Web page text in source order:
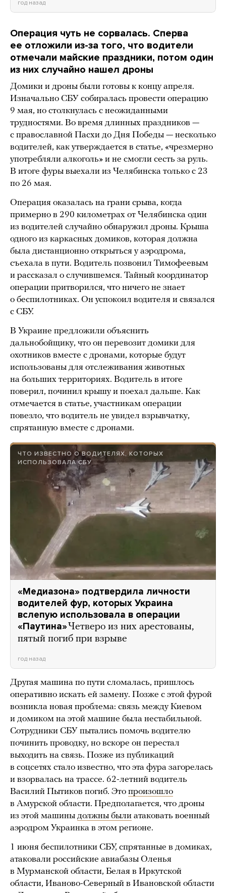
год назад
Операция чуть не сорвалась. Сперва
ее отложили из-за того, что водители
отмечали майские праздники, потом один
из них случайно нашел дроны
Домики и дроны были готовы к концу апреля.
Изначально СБУ собиралась провести операцию
9 мая, но столкнулась с неожиданными
трудностями. Во время длинных праздников —
с православной Пасхи до Дня Победы — несколько
водителей, как утверждается в статье, «чрезмерно
употребляли алкоголь» и не смогли сесть за руль.
В итоге фуры выехали из Челябинска только с 23
по 26 мая.
Операция оказалась на грани срыва, когда
примерно в 290 километрах от Челябинска один
из водителей случайно обнаружил дроны. Крыша
одного из каркасных домиков, которая должна
была дистанционно открыться у аэродрома,
съехала в пути. Водитель позвонил Тимофеевым
и рассказал о случившемся. Тайный координатор
операции притворился, что ничего не знает
о беспилотниках. Он успокоил водителя и связался
с СБУ.
В Украине предложили объяснить
дальнобойщику, что он перевозит домики для
охотников вместе с дронами, которые будут
использованы для отслеживания животных
на больших территориях. Водитель в итоге
поверил, починил крышу и поехал дальше. Как
отмечается в статье, участникам операции
повезло, что водитель не увидел взрывчатку,
спрятанную вместе с дронами.
ЧТО ИЗВЕСТНО О ВОДИТЕЛЯХ, КОТОРЫХ
ИСПОЛЬЗОВАЛА СБУ
«Медиазона» подтвердила личности
водителей фур, которых Украина
вслепую использовала в операции
«Паутина»Четверо из них арестованы,
пятый погиб при взрыве
год назад
Другая машина по пути сломалась, пришлось
оперативно искать ей замену. Позже с этой фурой
возникла новая проблема: связь между Киевом
и домиком на этой машине была нестабильной.
Сотрудники СБУ пытались помочь водителю
починить проводку, но вскоре он перестал
выходить на связь. Позже из публикаций
в соцсетях стало известно, что эта фура загорелась
и взорвалась на трассе. 62-летний водитель
Василий Пытиков погиб. Это произошло
в Амурской области. Предполагается, что дроны
из этой машины должны были атаковать военный
аэродром Украинка в этом регионе.
1 июня беспилотники СБУ, спрятанные в домиках,
атаковали российские авиабазы Оленья
в Мурманской области, Белая в Иркутской
области, Иваново-Северный в Ивановской области